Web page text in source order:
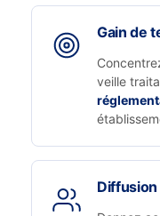
Gain de
veille